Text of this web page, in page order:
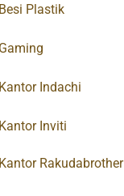
Plastik
Indachi
Inviti
Rakudabrother